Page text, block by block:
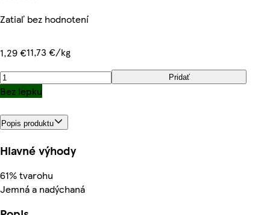
Zatiaľ bez hodnotení
1,29 €11,73 €/kg
Pridať
Bez lepku
Popis produktu
Hlavné výhody
61% tvarohu
Jemná a nadýchaná